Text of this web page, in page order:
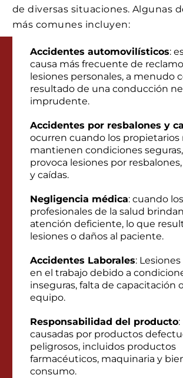
de diversas situaciones. Algunas
más comunes incluyen:
Accidentes automovilísticos:
causa más frecuente de
lesiones personales, a menudo
resultado de una conducción
imprudente.
Accidentes por resbalones y
ocurren cuando los propietarios
mantienen condiciones
provoca lesiones por
y caídas.
Negligencia médica: cuando los
profesionales de la salud
atención deficiente, lo que
lesiones o daños al paciente.
Accidentes Laborales:
en el trabajo debido a
inseguras, falta de capacitación
equipo.
Responsabilidad del producto
causadas por productos
peligrosos, incluidos productos
farmacéuticos, maquinaria y
consumo.